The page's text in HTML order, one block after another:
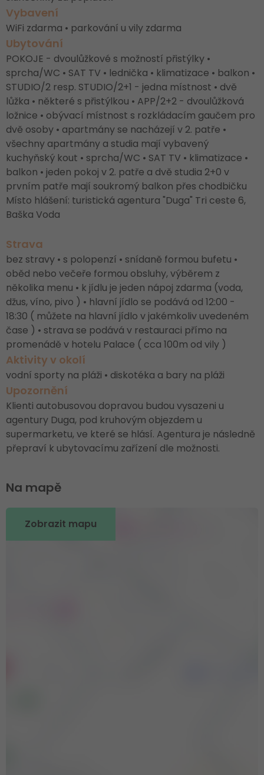
Vybavení
WiFi zdarma • parkování u vily zdarma
Ubytování
POKOJE - dvoulůžkové s možností přistýlky •
sprcha/WC • SAT TV • lednička • klimatizace • balkon •
STUDIO/2 resp. STUDIO/2+1 - jedna místnost • dvě
lůžka • některé s přistýlkou • APP/2+2 - dvoulůžková
ložnice • obývací místnost s rozkládacím gaučem pro
dvě osoby • apartmány se nacházejí v 2. patře •
všechny apartmány a studia mají vybavený
kuchyňský kout • sprcha/WC • SAT TV • klimatizace •
balkon • jeden pokoj v 2. patře a dvě studia 2+0 v
prvním patře mají soukromý balkon přes chodbičku
Místo hlášení: turistická agentura "Duga" Tri ceste 6,
Baška Voda
Strava
bez stravy • s polopenzí • snídaně formou bufetu •
oběd nebo večeře formou obsluhy, výběrem z
několika menu • k jídlu je jeden nápoj zdarma (voda,
džus, víno, pivo ) • hlavní jídlo se podává od 12:00 -
18:30 ( můžete na hlavní jídlo v jakémkoliv uvedeném
čase ) • strava se podává v restauraci přímo na
promenádě v hotelu Palace ( cca 100m od vily )
Aktivity v okolí
vodní sporty na pláži • diskotéka a bary na pláži
Upozornění
Klienti autobusovou dopravou budou vysazeni u
agentury Duga, pod kruhovým objezdem u
supermarketu, ve které se hlásí. Agentura je následně
přepraví k ubytovacímu zařízení dle možnosti.
Na mapě
Zobrazit mapu